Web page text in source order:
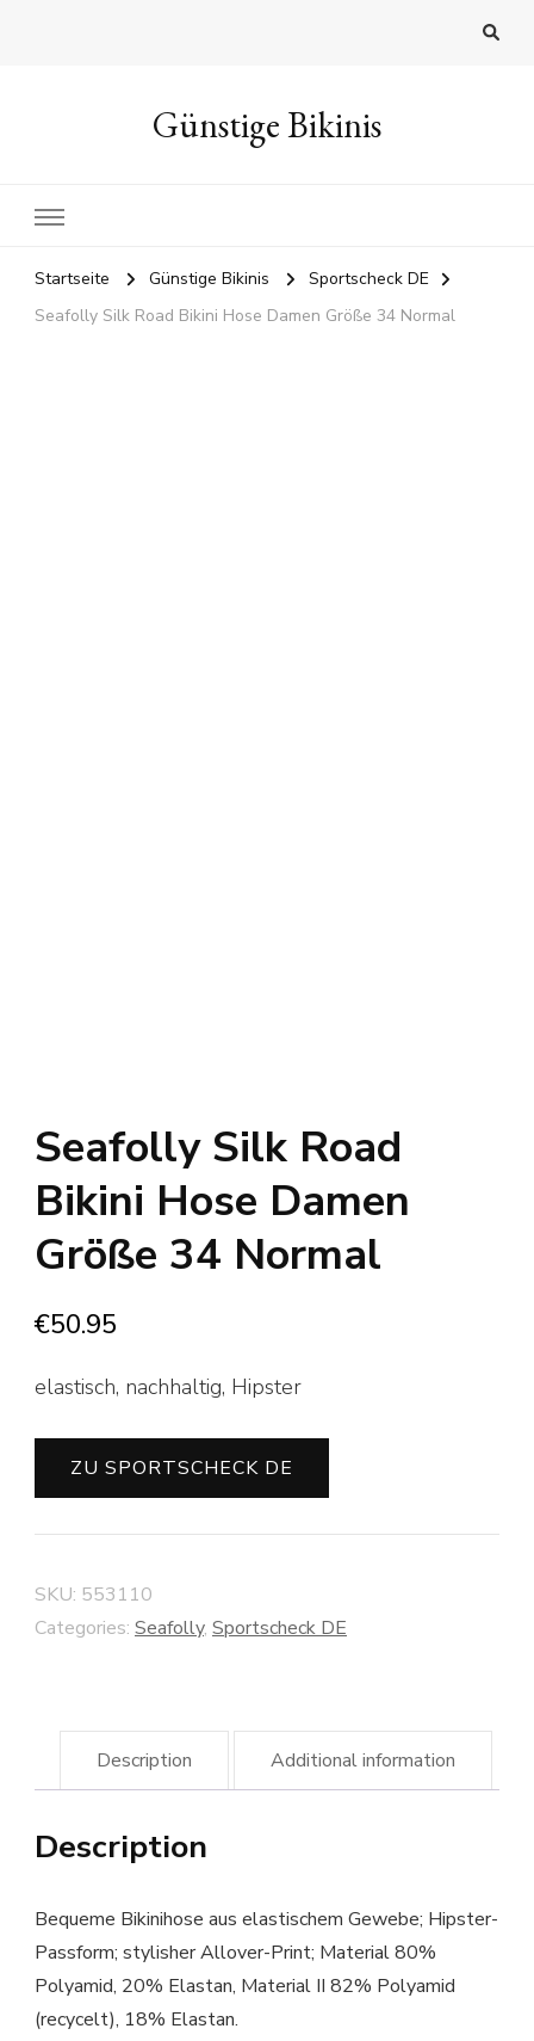
Günstige Bikinis
Startseite Günstige Bikinis
Sportscheck DE
Seafolly Silk Road Bikini Hose Damen Größe 34 Normal
Seafolly Silk Road
Bikini Hose Damen
Größe 34 Normal
€50.95
elastisch, nachhaltig, Hipster
ZU SPORTSCHECK DE
SKU: 553110
Categories: Seafolly, Sportscheck DE
Description Additional information
Description
Bequeme Bikinihose aus elastischem Gewebe; Hipster-
Passform; stylisher Allover-Print; Material 80%
Polyamid, 20% Elastan, Material II 82% Polyamid
(recycelt), 18% Elastan.